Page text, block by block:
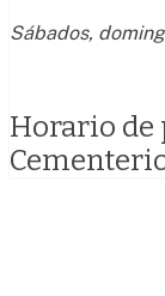
Sábados,
Horario de